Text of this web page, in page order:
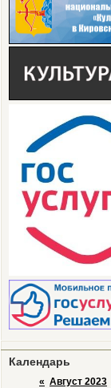
Календарь
« Август 2023